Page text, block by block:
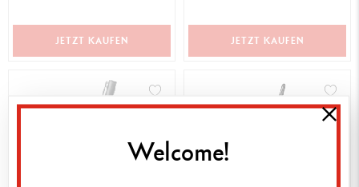
JETZT KAUFEN JETZT KAUFEN
Welcome!